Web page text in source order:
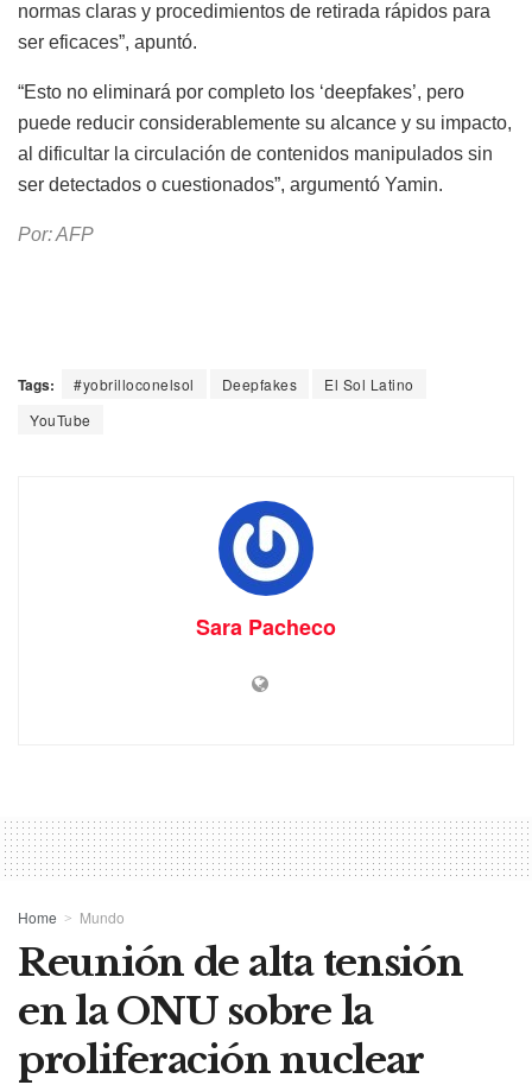
normas claras y procedimientos de retirada rápidos para
ser eficaces”, apuntó.
“Esto no eliminará por completo los ‘deepfakes’, pero
puede reducir considerablemente su alcance y su impacto,
al dificultar la circulación de contenidos manipulados sin
ser detectados o cuestionados”, argumentó Yamin.
Por: AFP
Tags: #yobrilloconelsol Deepfakes
El Sol Latino
YouTube
Sara Pacheco
Home Mundo
Reunión de alta tensión
en la ONU sobre la
proliferación nuclear